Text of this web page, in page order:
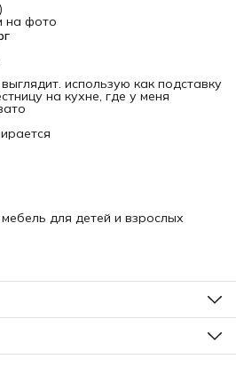
на фото
как подставку
на кухне, где у меня
для детей и взрослых